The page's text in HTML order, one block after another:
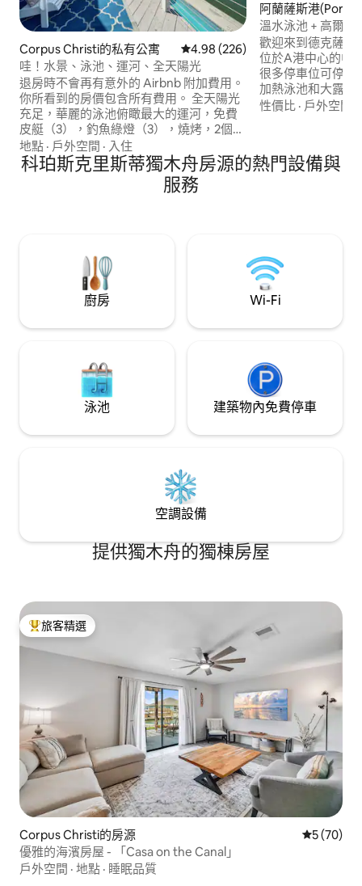
Corpus Christi的私有公寓 從 226 則評價中獲得 4.98 的平均
4.98 (226)
哇！水景、泳池、運河、全天陽光
退房時不會再有意外的 Airbnb 附加費用。
你所看到的房價包含所有費用。 全天陽光
充足，華麗的泳池俯瞰最大的運河，免費
皮艇（3），釣魚綠燈（3），燒烤，2個很
棒的甲板，可供清晨咖啡或傍晚日落雞尾
酒。 非常好的家庭住宿，公寓距離海灘5分
鐘。 現在預訂，享受一年中最好的時光：
地點 · 戶外空間 · 入住
阿蘭薩斯港(Port
源
溫水泳池 + 高爾
Shorehouse
歡迎來到德克薩斯
位於A港中心的中心
很多停車位可停放
加熱泳池和大露臺。 ~無需花費$ $ $
租金。 免費6座高爾夫車。 ~
充足的廚師廚房，
性價比 · 戶外空間
科珀斯克里斯蒂獨木舟房源的熱門設備與
服務
廚房 Wi-Fi
泳池 建築物內免費停車
空調設備
提供獨木舟的獨棟房屋
旅客精選榜首
旅客精選
Corpus Christi的房源 從 70 則評
5 (70)
優雅的海濱房屋 - 「Casa on the Canal」
戶外空間 · 地點 · 睡眠品質